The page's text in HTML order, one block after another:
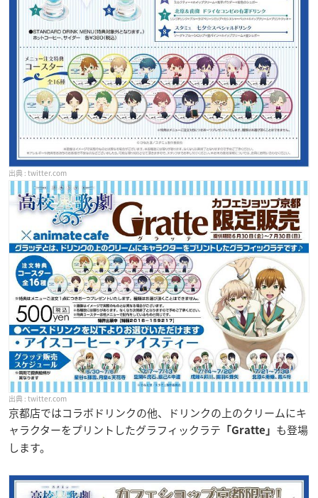
twitter.com
twitter.com
京都店ではコラボドリンクの他、ドリンクの上のクリームにキ
ャラクターをプリントしたグラフィックラテ 「Gratte」 も登場
します。